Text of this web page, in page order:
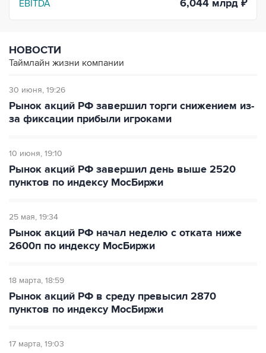
EBITDA 6,044 млрд ₽
НОВОСТИ
Таймлайн жизни компании
30 июня 19:26
Рынок акций РФ завершил торги снижением из-
за фиксации прибыли игроками
10 июня 19:10
Рынок акций РФ завершил день выше 2520
пунктов по индексу МосБиржи
25 мая 19:34
Рынок акций РФ начал неделю с отката ниже
2600п по индексу МосБиржи
18 марта 18:59
Рынок акций РФ в среду превысил 2870
пунктов по индексу МосБиржи
17 марта 19:03